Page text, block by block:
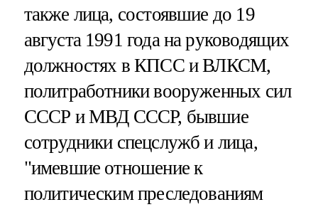
также лица, состоявшие до 19
августа 1991 года на руководящих
должностях в КПСС и ВЛКСМ,
политработники вооруженных сил
СССР и МВД СССР, бывшие
сотрудники спецслужб и лица,
"имевшие отношение к
политическим преследованиям